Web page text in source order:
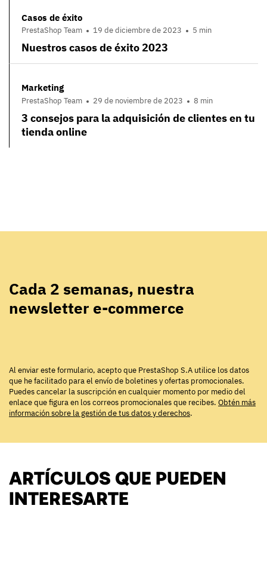
Casos de éxito
PrestaShop Team 19 de diciembre de 2023 5 min
Nuestros casos de éxito 2023
Marketing
PrestaShop Team 29 de noviembre de 2023 8 min
3 consejos para la adquisición de clientes en tu
tienda online
Cada 2 semanas, nuestra
newsletter e-commerce
Al enviar este formulario, acepto que PrestaShop S.A utilice los datos
que he facilitado para el envío de boletines y ofertas promocionales.
Puedes cancelar la suscripción en cualquier momento por medio del
enlace que figura en los correos promocionales que recibes. Obtén más
información sobre la gestión de tus datos y derechos.
ARTÍCULOS QUE PUEDEN
INTERESARTE